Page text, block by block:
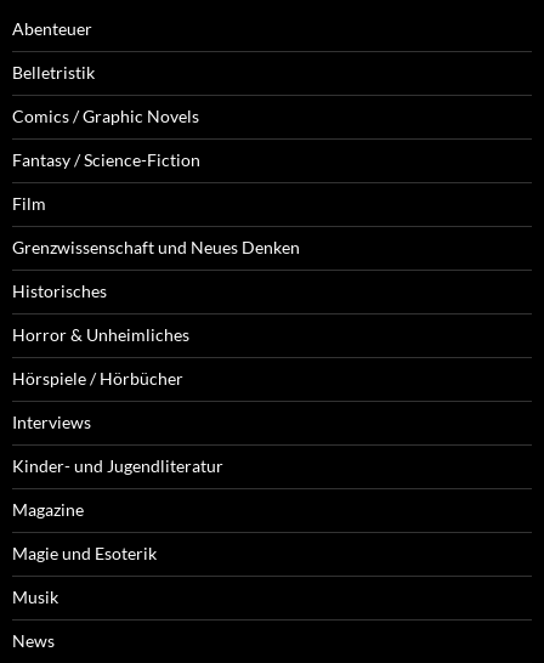
Abenteuer
Belletristik
Comics / Graphic Novels
Fantasy / Science-Fiction
Film
Grenzwissenschaft und Neues Denken
Historisches
Horror & Unheimliches
Hörspiele / Hörbücher
Interviews
Kinder- und Jugendliteratur
Magazine
Magie und Esoterik
Musik
News